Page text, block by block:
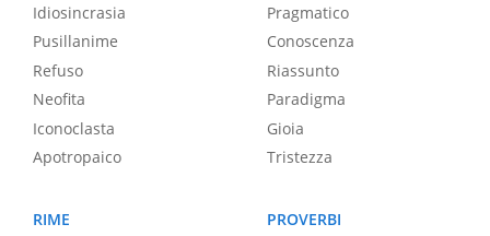
Idiosincrasia
Pusillanime
Refuso
Neofita
Iconoclasta
Apotropaico
Pragmatico
Conoscenza
Riassunto
Paradigma
Gioia
Tristezza
RIME
PROVERBI